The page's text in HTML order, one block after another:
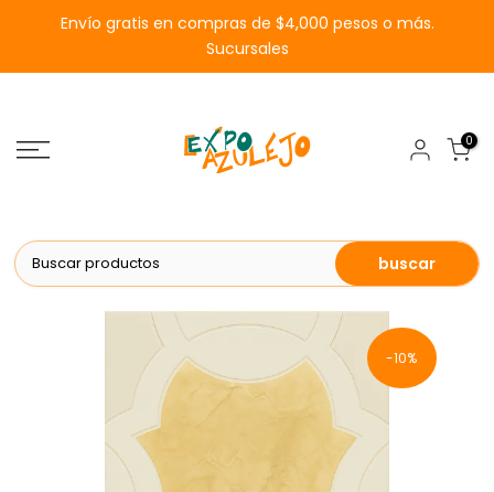
contenido
Envío gratis en compras de $4,000 pesos o más.
Sucursales
0
buscar
-10%